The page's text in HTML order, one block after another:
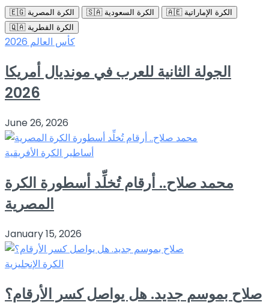
🇪🇬 الكرة المصرية 🇸🇦 الكرة السعودية
🇦🇪 الكرة الإماراتية
🇶🇦 الكرة القطرية
كأس العالم 2026
الجولة الثانية للعرب في مونديال أمريكا
2026
June 26, 2026
أساطير الكرة الأفريقية
محمد صلاح.. أرقام تُخلِّد أسطورة الكرة
المصرية
January 15, 2026
الكرة الإنجليزية
صلاح بموسم جديد. هل يواصل كسر الأرقام؟